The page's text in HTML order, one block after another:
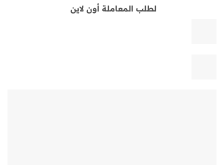
لطلب المعاملة أون لاين